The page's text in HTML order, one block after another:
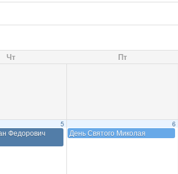
Чт Пт
5
Федорович
6
День Святого Миколая